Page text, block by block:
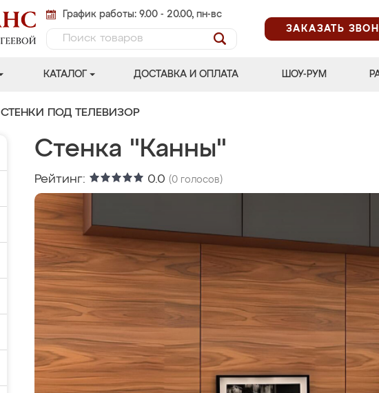
График работы: 9.00 - 20.00, пн-вс
ЗАКАЗАТЬ
КАТАЛОГ ДОСТАВКА И ОПЛАТА ШОУ-РУМ
СТЕНКИ ПОД ТЕЛЕВИЗОР
Стенка "Канны"
Рейтинг: 0.0 (0 голосов)